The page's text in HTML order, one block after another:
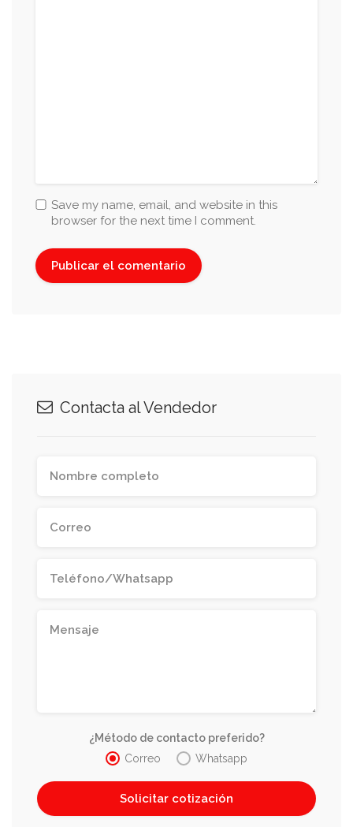
Save my name, email, and website in this
browser for the next time I comment.
Contacta al Vendedor
¿Método de contacto preferido?
Correo
Whatsapp